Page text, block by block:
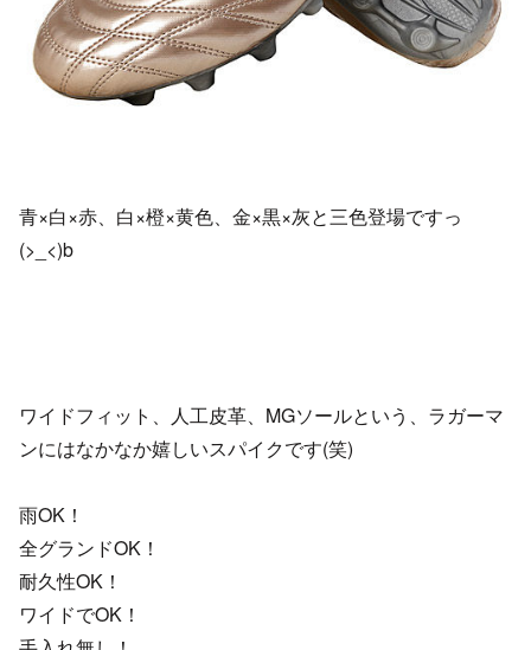
青×白×赤、白×橙×黄色、金×黒×灰と三色登場ですっ
(>_<)b
ワイドフィット、人工皮革、MGソールという、ラガーマ
ンにはなかなか嬉しいスパイクです(笑)
雨OK！
全グランドOK！
耐久性OK！
ワイドでOK！